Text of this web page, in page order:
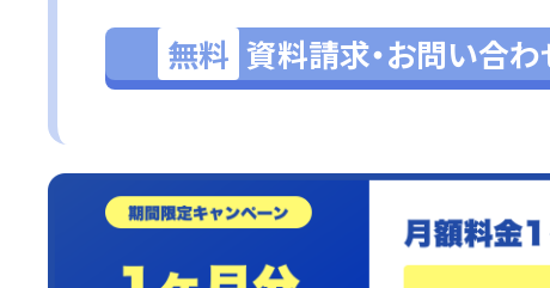
無料 資料請求・お問い合わ